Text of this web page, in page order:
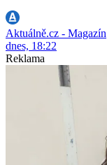
Aktuálně.cz - Magazín
dnes, 18:22
Reklama